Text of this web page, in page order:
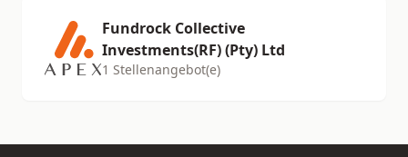
Fundrock Collective
Investments(RF) (Pty) Ltd
1 Stellenangebot(e)